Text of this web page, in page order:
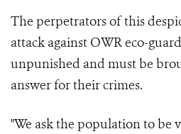
The perpetrators of this
attack against OWR eco-
unpunished and must be
answer for their crimes.
"We ask the population to be